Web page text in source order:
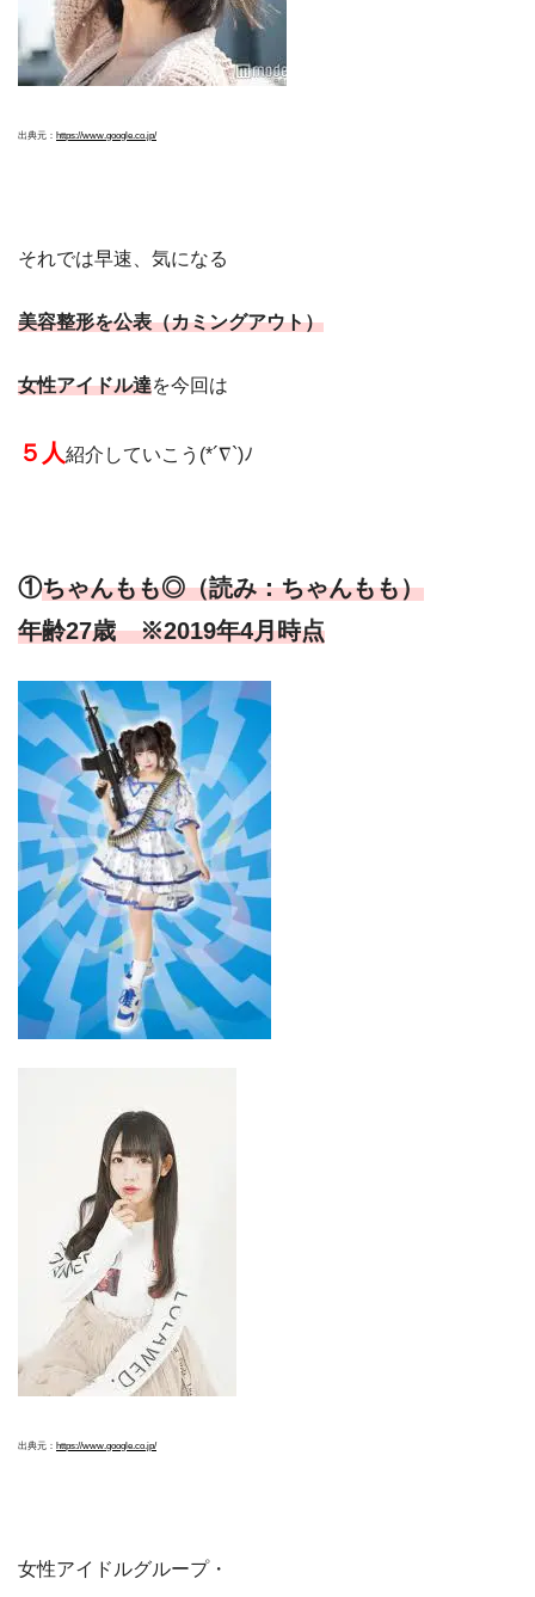
出典元： https://www.google.co.jp/
それでは早速、気になる
美容整形を公表（カミングアウト）
女性アイドル達を今回は
５人紹介していこう(*´∇`)ﾉ
①ちゃんもも◎（読み：ちゃんもも）
年齢27歳 ※2019年4月時点
出典元： https://www.google.co.jp/
女性アイドルグループ・